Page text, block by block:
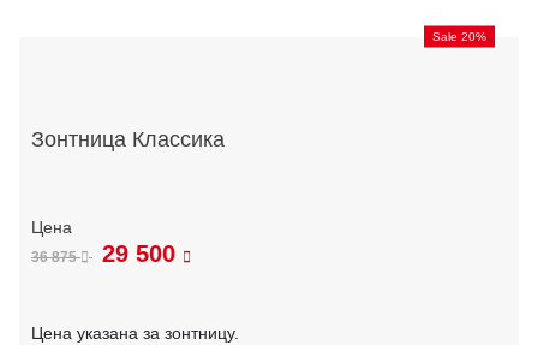
Sale 20%
Зонтница Классика
36 875 29 500
Цена указана за зонтницу.